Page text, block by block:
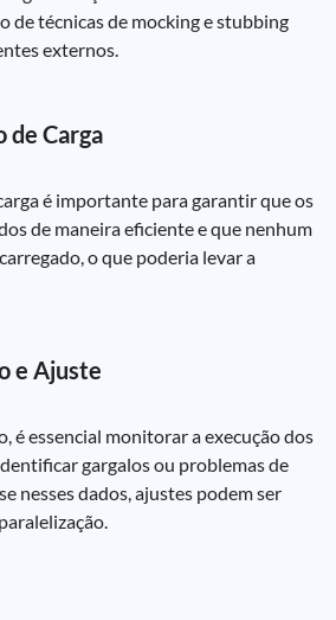
de técnicas de mocking e stubbing
externos.
de Carga
é importante para garantir que os
de maneira eficiente e que nenhum
o que poderia levar a
e Ajuste
é essencial monitorar a execução dos
gargalos ou problemas de
nesses dados, ajustes podem ser